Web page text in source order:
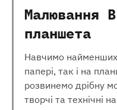
Малювання
планшета
Навчимо
папері, так і на
розвинемо дрібну
творчі та технічні